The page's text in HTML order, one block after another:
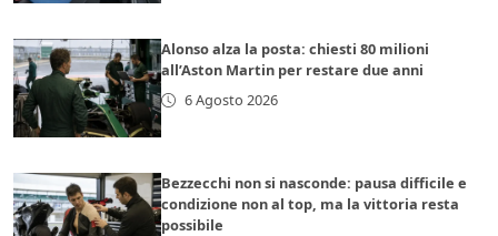
Alonso alza la posta: chiesti 80 milioni
all’Aston Martin per restare due anni
6 Agosto 2026
Bezzecchi non si nasconde: pausa difficile e
condizione non al top, ma la vittoria resta
possibile